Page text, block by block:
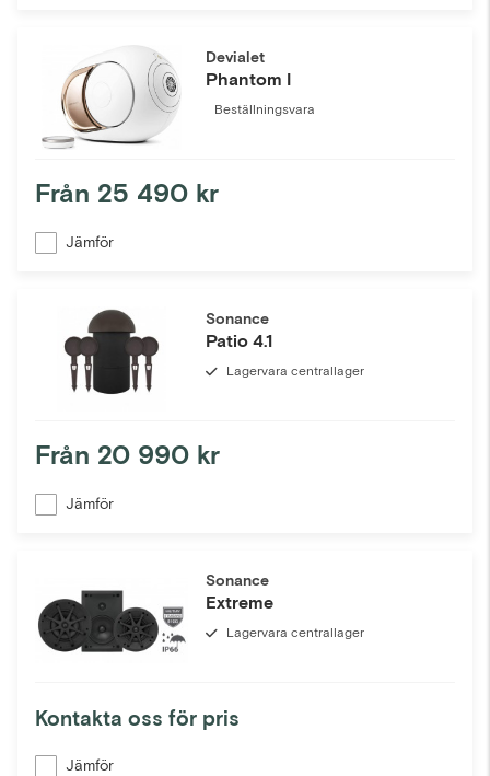
Devialet
Phantom I
Beställningsvara
Från 25 490 kr
Jämför
Sonance
Patio 4.1
Lagervara centrallager
Från 20 990 kr
Jämför
Sonance
Extreme
Lagervara centrallager
Kontakta oss för pris
Jämför